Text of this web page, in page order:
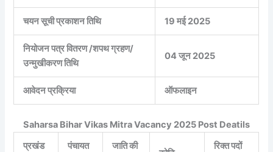
चयन सूची प्रकाशन तिथि 19 मई 2025
नियोजन पत्र वितरण /शपथ ग्रहण/
उन्मुखीकरण तिथि
04 जून 2025
आवेदन प्रक्रिया ऑफलाइन
Saharsa Bihar Vikas Mitra Vacancy 2025 Post Deatils
प्रखंड
पंचायत
जाति की
रिक्त पदों